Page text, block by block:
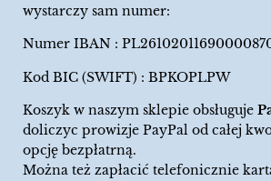
wystarczy sam numer:
Numer IBAN :
Kod BIC (SWIFT) : BPKOPLPW
Koszyk w naszym sklepie obsługuje
doliczyc prowizje PayPal od całej
opcję bezpłatrną.
Można też zapłacić telefonicznie